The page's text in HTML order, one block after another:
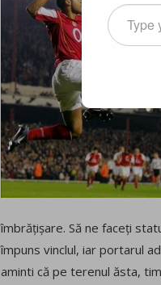
îmbrățișare. Să ne faceți
împuns vinclul, iar portarul
aminti că pe terenul ăsta,
Type
your
email…